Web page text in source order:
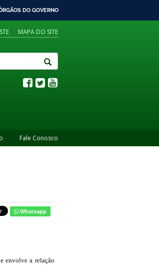
DO GOVERNO
MAPA DO SITE
Fale Conosco
Whatsapp
envolve a relação